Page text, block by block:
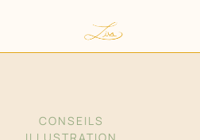
CONSEILS